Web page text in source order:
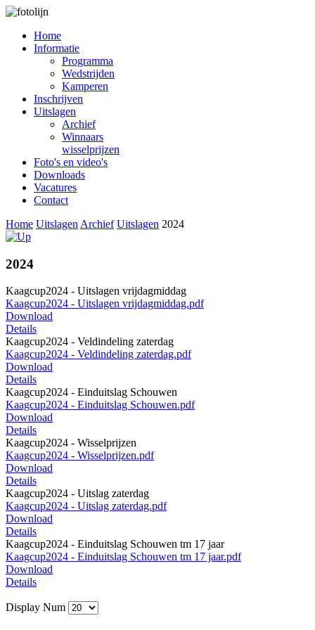
Home
Informatie
Programma
Wedstrijden
Kamperen
Inschrijven
Uitslagen
Archief
Winnaars
wisselprijzen
Foto's en video's
Downloads
Vacatures
Contact
Home Uitslagen Archief Uitslagen 2024
2024
Kaagcup2024 - Uitslagen vrijdagmiddag
Kaagcup2024 - Uitslagen vrijdagmiddag.pdf
Download
Details
Kaagcup2024 - Veldindeling zaterdag
Kaagcup2024 - Veldindeling zaterdag.pdf
Download
Details
Kaagcup2024 - Einduitslag Schouwen
Kaagcup2024 - Einduitslag Schouwen.pdf
Download
Details
Kaagcup2024 - Wisselprijzen
Kaagcup2024 - Wisselprijzen.pdf
Download
Details
Kaagcup2024 - Uitslag zaterdag
Kaagcup2024 - Uitslag zaterdag.pdf
Download
Details
Kaagcup2024 - Einduitslag Schouwen tm 17 jaar
Kaagcup2024 - Einduitslag Schouwen tm 17 jaar.pdf
Download
Details
Display Num